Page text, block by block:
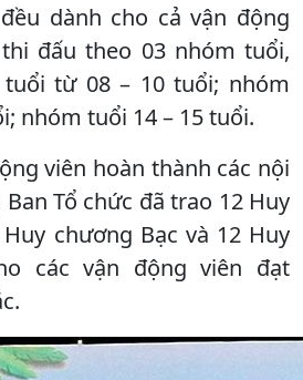
dành cho cả vận động
đấu theo 03 nhóm tuổi,
từ 08 – 10 tuổi; nhóm
nhóm tuổi 14 – 15 tuổi.
viên hoàn thành các nội
Tổ chức đã trao 12 Huy
chương Bạc và 12 Huy
các vận động viên đạt